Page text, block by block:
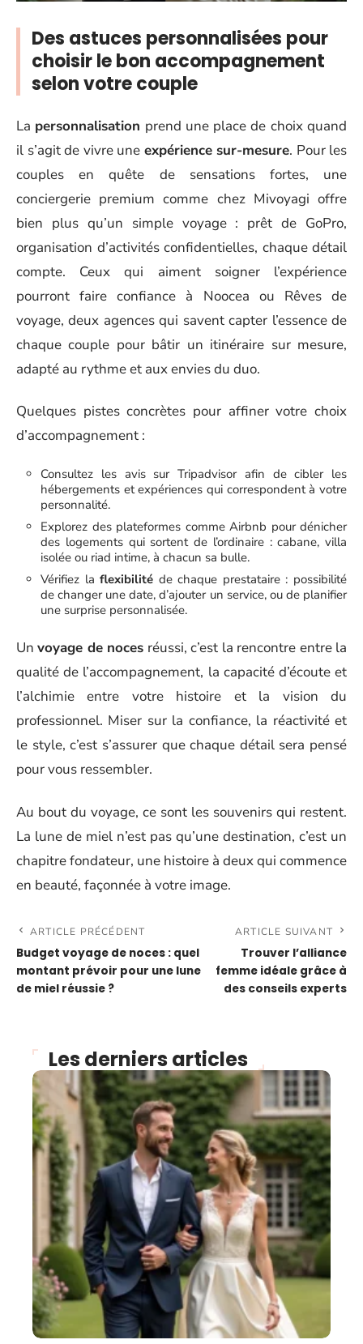
Des astuces personnalisées pour
choisir le bon accompagnement
selon votre couple
La personnalisation prend une place de choix quand
il s’agit de vivre une expérience sur-mesure. Pour les
couples en quête de sensations fortes, une
conciergerie premium comme chez Mivoyagi offre
bien plus qu’un simple voyage : prêt de GoPro,
organisation d’activités confidentielles, chaque détail
compte. Ceux qui aiment soigner l’expérience
pourront faire confiance à Noocea ou Rêves de
voyage, deux agences qui savent capter l’essence de
chaque couple pour bâtir un itinéraire sur mesure,
adapté au rythme et aux envies du duo.
Quelques pistes concrètes pour affiner votre choix
d’accompagnement :
Consultez les avis sur Tripadvisor afin de cibler les
hébergements et expériences qui correspondent à votre
personnalité.
Explorez des plateformes comme Airbnb pour dénicher
des logements qui sortent de l’ordinaire : cabane, villa
isolée ou riad intime, à chacun sa bulle.
Vérifiez laflexibilité de chaque prestataire : possibilité
de changer une date, d’ajouter un service, ou de planifier
une surprise personnalisée.
Unvoyage de noces réussi, c’est la rencontre entre la
qualité de l’accompagnement, la capacité d’écoute et
l’alchimie entre votre histoire et la vision du
professionnel. Miser sur la confiance, la réactivité et
le style, c’est s’assurer que chaque détail sera pensé
pour vous ressembler.
Au bout du voyage, ce sont les souvenirs qui restent.
La lune de miel n’est pas qu’une destination, c’est un
chapitre fondateur, une histoire à deux qui commence
en beauté, façonnée à votre image.
ARTICLE PRÉCÉDENT
Budget voyage de noces : quel
montant prévoir pour une lune
de miel réussie ?
ARTICLE SUIVANT
Trouver l’alliance
femme idéale grâce à
des conseils experts
Les derniers articles